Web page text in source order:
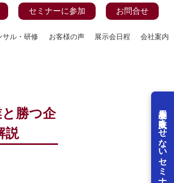
展示会を失敗させないセミナー
セミナーに参加 お問合せ
サル・研修 お客様の声 展示会日程 会社案内
勝つ企
説